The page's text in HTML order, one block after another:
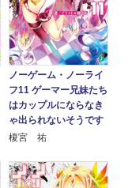
ノーゲーム・ノーライ
フ11 ゲーマー兄妹たち
はカップルにならなき
ゃ出られないそうです
榎宮 祐